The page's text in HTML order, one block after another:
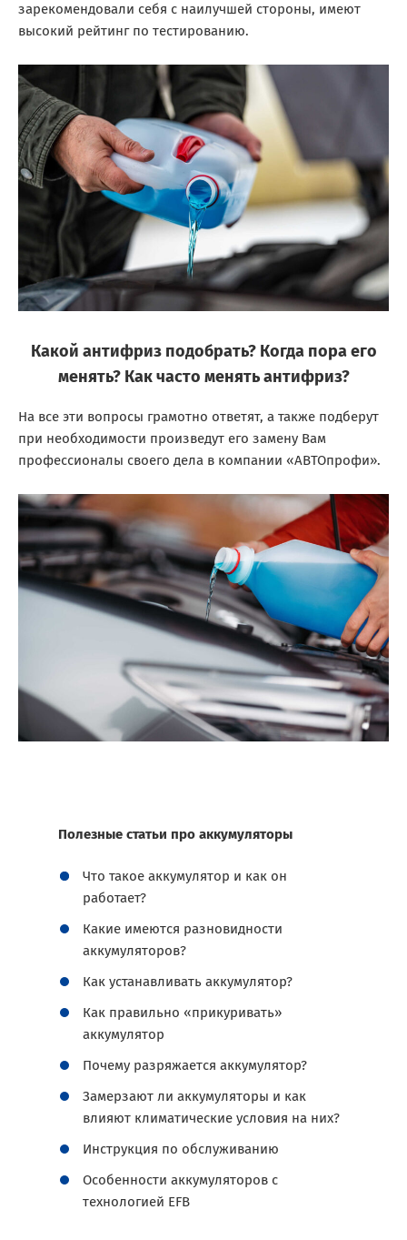
зарекомендовали себя с наилучшей стороны, имеют
высокий рейтинг по тестированию.
Какой антифриз подобрать? Когда пора его
менять? Как часто менять антифриз?
На все эти вопросы грамотно ответят, а также подберут
при необходимости произведут его замену Вам
профессионалы своего дела в компании «АВТОпрофи».
Полезные статьи про аккумуляторы
Что такое аккумулятор и как он
работает?
Какие имеются разновидности
аккумуляторов?
Как устанавливать аккумулятор?
Как правильно «прикуривать»
аккумулятор
Почему разряжается аккумулятор?
Замерзают ли аккумуляторы и как
влияют климатические условия на них?
Инструкция по обслуживанию
Особенности аккумуляторов с
технологией EFB